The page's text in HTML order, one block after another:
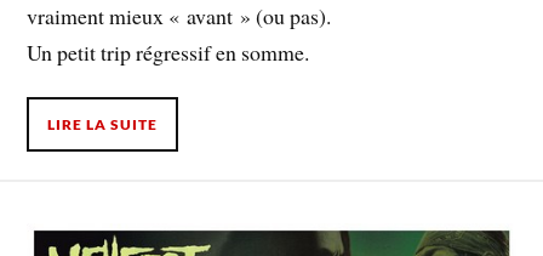
vraiment mieux « avant » (ou pas).
Un petit trip régressif en somme.
LIRE LA SUITE